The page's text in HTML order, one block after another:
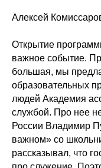
Алексей
Открытие
важное событие.
большая, мы
образовательных
людей Академия
службой. Про нее
России Владимир
важном» со
рассказывал, что